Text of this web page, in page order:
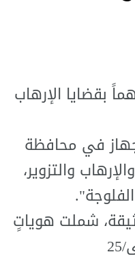
الوطني، اليوم الثلاثاء، القبض على 15 متهماً بقضايا الإرهاب
في محافظة
والإرهاب والتزوير،
"العملية الأمنية أسفرت أيضاً عن ضبط (33) وثيقة، شملت هوياتٍ